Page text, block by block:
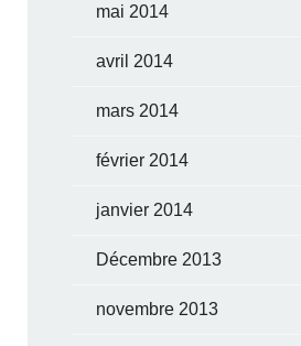
mai 2014
avril 2014
mars 2014
février 2014
janvier 2014
Décembre 2013
novembre 2013